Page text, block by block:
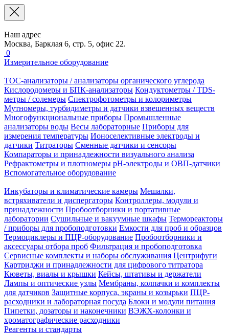
Наш адрес
Москва, Барклая 6, стр. 5, офис 22.
0
Измерительное оборудование
TOC-анализаторы / анализаторы органического углерода
Кислородомеры и БПК-анализаторы Кондуктометры / TDS-
метры / солемеры Спектрофотометры и колориметры
Мутномеры, турбидиметры и датчики взвешенных веществ
Многофункциональные приборы Промышленные
анализаторы воды Весы лабораторные Приборы для
измерения температуры Ионоселективные электроды и
датчики Титраторы Сменные датчики и сенсоры
Компараторы и принадлежности визуального анализа
Рефрактометры и плотномеры pH-электроды и ОВП-датчики
Вспомогательное оборудование
Инкубаторы и климатические камеры Мешалки,
встряхиватели и диспергаторы Контроллеры, модули и
принадлежности Пробоотборники и портативные
лаборатории Сушильные и вакуумные шкафы Термореакторы
/ приборы для пробоподготовки Емкости для проб и образцов
Термоциклеры и ПЦР-оборудование Пробоотборники и
аксессуары отбора проб Фильтрация и пробоподготовка
Сервисные комплекты и наборы обслуживания Центрифуги
Картриджи и принадлежности для цифрового титратора
Кюветы, виалы и крышки Кейсы, штативы и держатели
Лампы и оптические узлы Мембраны, колпачки и комплекты
для датчиков Защитные корпуса, экраны и козырьки ПЦР-
расходники и лабораторная посуда Блоки и модули питания
Пипетки, дозаторы и наконечники ВЭЖХ-колонки и
хроматографические расходники
Реагенты и стандарты